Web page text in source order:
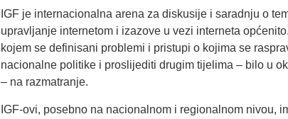
IGF je internacionalna arena za diskusije i saradnju o
upravljanje internetom i izazove u vezi interneta
kojem se definisani problemi i pristupi o kojima se
nacionalne politike i proslijediti drugim tijelima – bilo u
– na razmatranje.
IGF-ovi, posebno na nacionalnom i regionalnom nivou,